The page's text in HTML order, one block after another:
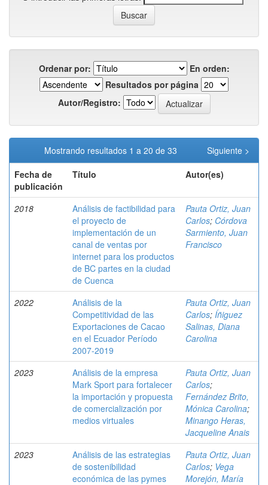
Ordenar por:
En orden:
Resultados por página
Autor/Registro:
Mostrando resultados 1 a 20 de 33
Siguiente >
Fecha de
publicación
Título Autor(es)
2018
Análisis de factibilidad para
el proyecto de
implementación de un
canal de ventas por
internet para los productos
de BC partes en la ciudad
de Cuenca
Pauta Ortiz, Juan
Carlos; Córdova
Sarmiento, Juan
Francisco
2022
Análisis de la
Competitividad de las
Exportaciones de Cacao
en el Ecuador Período
2007-2019
Pauta Ortiz, Juan
Carlos; Íñiguez
Salinas, Diana
Carolina
2023
Análisis de la empresa
Mark Sport para fortalecer
la importación y propuesta
de comercialización por
medios virtuales
Pauta Ortiz, Juan
Carlos;
Fernández Brito,
Mónica Carolina;
Minango Heras,
Jacqueline Anais
2023
Análisis de las estrategias
de sostenibilidad
económica de las pymes
Pauta Ortiz, Juan
Carlos; Vega
Morejón, María